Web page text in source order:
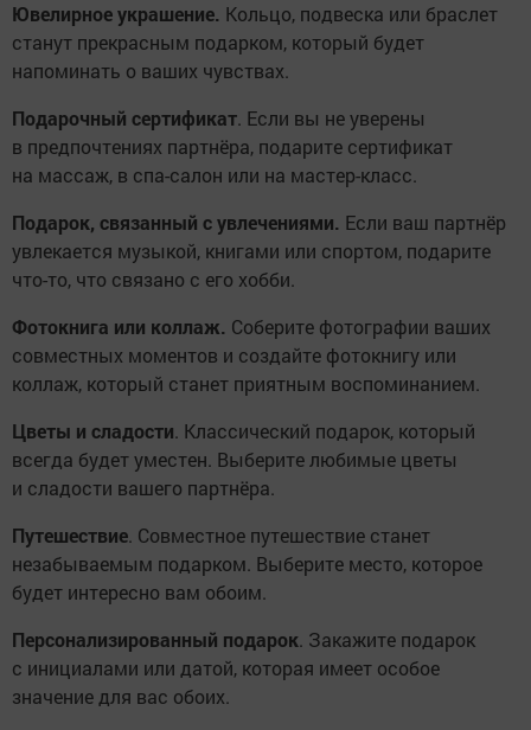
Ювелирное украшение. Кольцо, подвеска или браслет
станут прекрасным подарком, который будет
напоминать о ваших чувствах.
Подарочный сертификат. Если вы не уверены
в предпочтениях партнёра, подарите сертификат
на массаж, в спа-салон или на мастер-класс.
Подарок, связанный с увлечениями. Если ваш партнёр
увлекается музыкой, книгами или спортом, подарите
что-то, что связано с его хобби.
Фотокнига или коллаж. Соберите фотографии ваших
совместных моментов и создайте фотокнигу или
коллаж, который станет приятным воспоминанием.
Цветы и сладости. Классический подарок, который
всегда будет уместен. Выберите любимые цветы
и сладости вашего партнёра.
Путешествие. Совместное путешествие станет
незабываемым подарком. Выберите место, которое
будет интересно вам обоим.
Персонализированный подарок. Закажите подарок
с инициалами или датой, которая имеет особое
значение для вас обоих.